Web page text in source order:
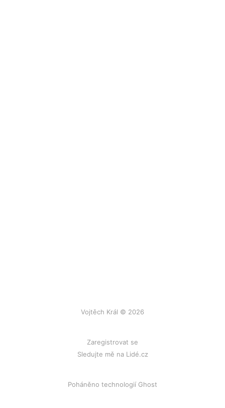
Vojtěch Král © 2026
Zaregistrovat se
Sledujte mě na Lidé.cz
Poháněno technologií Ghost